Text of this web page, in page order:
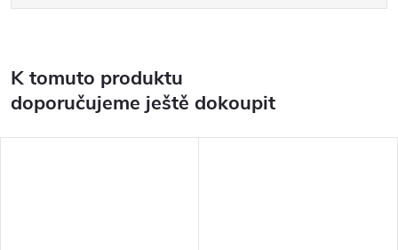
K tomuto produktu
doporučujeme ještě dokoupit